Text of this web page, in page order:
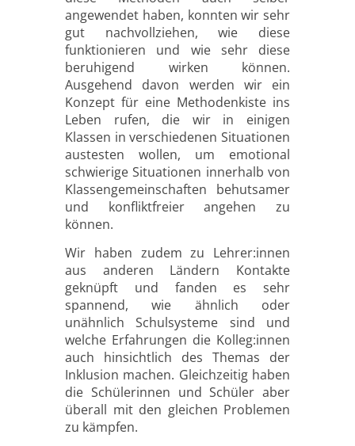
angewendet haben, konnten wir sehr
gut nachvollziehen, wie diese
funktionieren und wie sehr diese
beruhigend wirken können.
Ausgehend davon werden wir ein
Konzept für eine Methodenkiste ins
Leben rufen, die wir in einigen
Klassen in verschiedenen Situationen
austesten wollen, um emotional
schwierige Situationen innerhalb von
Klassengemeinschaften behutsamer
und konfliktfreier angehen zu
können.
Wir haben zudem zu Lehrer:innen
aus anderen Ländern Kontakte
geknüpft und fanden es sehr
spannend, wie ähnlich oder
unähnlich Schulsysteme sind und
welche Erfahrungen die Kolleg:innen
auch hinsichtlich des Themas der
Inklusion machen. Gleichzeitig haben
die Schülerinnen und Schüler aber
überall mit den gleichen Problemen
zu kämpfen.